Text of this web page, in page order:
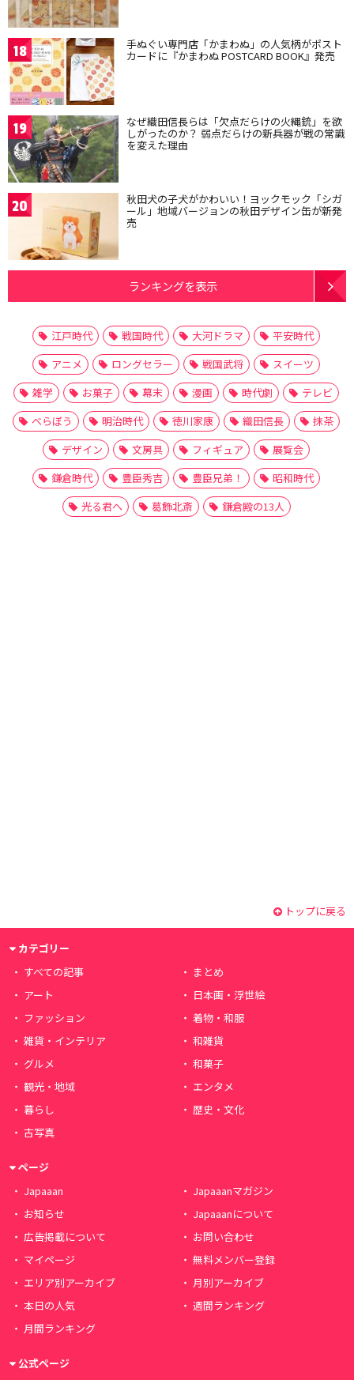
18 手ぬぐい専門店「かまわぬ」の人気柄がポスト
カードに『かまわぬ POSTCARD BOOK』発売
19 なぜ織田信長らは「欠点だらけの火縄銃」を欲
しがったのか？ 弱点だらけの新兵器が戦の常識
を変えた理由
20 秋田犬の子犬がかわいい！ヨックモック「シガ
ール」地域バージョンの秋田デザイン缶が新発
売
ランキングを表示
江戸時代 戦国時代 大河ドラマ
平安時代
アニメ
ロングセラー 戦国武将
スイーツ
雑学
お菓子 幕末 漫画 時代劇
テレビ
べらぼう
明治時代 徳川家康 織田信長
抹茶
デザイン
文房具 フィギュア
展覧会
鎌倉時代
豊臣秀吉 豊臣兄弟！
昭和時代
光る君へ
葛飾北斎 鎌倉殿の13人
トップに戻る
カテゴリー
すべての記事
まとめ
アート
日本画・浮世絵
ファッション
着物・和服
雑貨・インテリア
和雑貨
グルメ
和菓子
観光・地域
エンタメ
暮らし
歴史・文化
古写真
ページ
Japaaan
Japaaanマガジン
お知らせ
Japaaanについて
広告掲載について
お問い合わせ
マイページ
無料メンバー登録
エリア別アーカイブ
月別アーカイブ
本日の人気
週間ランキング
月間ランキング
公式ページ